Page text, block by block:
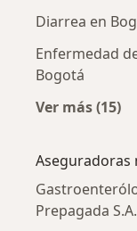
Diarrea en
Enfermedad
Bogotá
Ver más (15)
Aseguradoras
Prepagada